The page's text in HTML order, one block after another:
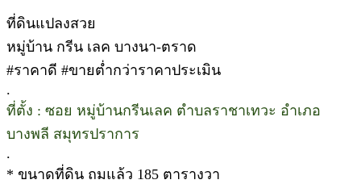
ที่ดินแปลงสวย
หมู่บ้าน กรีน เลค บางนา-ตราด
#ราคาดี #ขายต่ำกว่าราคาประเมิน
.
ที่ตั้ง : ซอย หมู่บ้านกรีนเลค ตำบลราชาเทวะ อำเภอ
บางพลี สมุทรปราการ
.
* ขนาดที่ดิน ถมแล้ว 185 ตารางวา